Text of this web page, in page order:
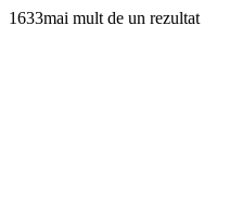
1633mai mult de un rezultat